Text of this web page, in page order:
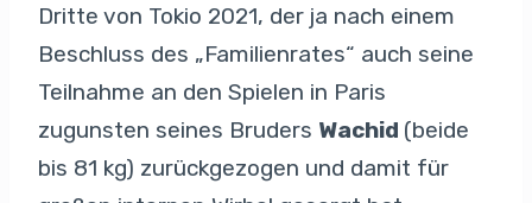
Dritte von Tokio 2021, der ja nach einem
Beschluss des „Familienrates“ auch seine
Teilnahme an den Spielen in Paris
zugunsten seines Bruders Wachid (beide
bis 81 kg) zurückgezogen und damit für